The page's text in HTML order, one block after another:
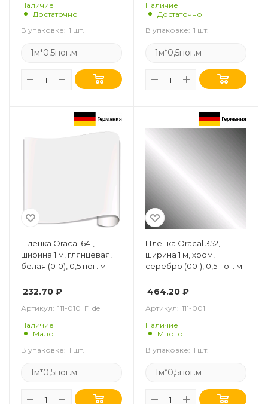
Наличие
Достаточно
В упаковке: 1 шт.
1м*0,5пог.м
Наличие
Достаточно
В упаковке: 1 шт.
1м*0,5пог.м
Пленка Oracal 641,
ширина 1 м, глянцевая,
белая (010), 0,5 пог. м
232.70 ₽
Артикул: 111-010_Г_del
Наличие
Мало
В упаковке: 1 шт.
1м*0,5пог.м
Пленка Oracal 352,
ширина 1 м, хром,
серебро (001), 0,5 пог. м
464.20 ₽
Артикул: 111-001
Наличие
Много
В упаковке: 1 шт.
1м*0,5пог.м